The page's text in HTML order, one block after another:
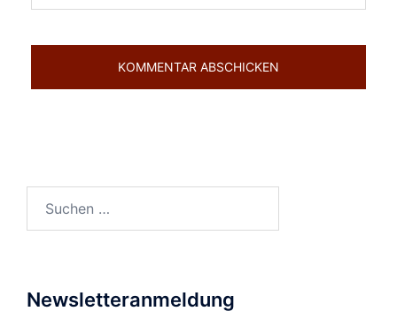
Newsletteranmeldung